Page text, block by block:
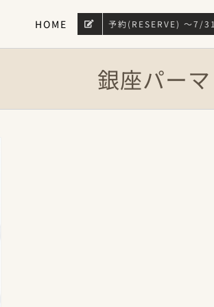
HOME 予約(RESERVE) 〜7/31
銀座パーマ